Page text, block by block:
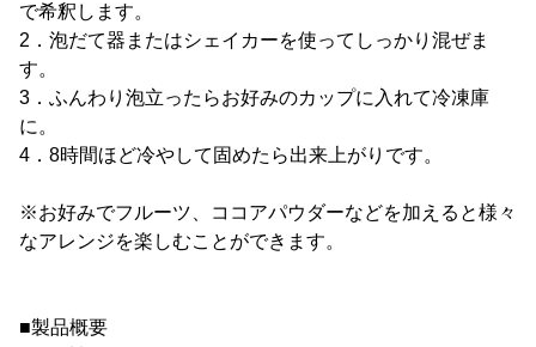
で希釈します。
2．泡だて器またはシェイカーを使ってしっかり混ぜま
す。
3．ふんわり泡立ったらお好みのカップに入れて冷凍庫
に。
4．8時間ほど冷やして固めたら出来上がりです。
※お好みでフルーツ、ココアパウダーなどを加えると様々
なアレンジを楽しむことができます。
■製品概要